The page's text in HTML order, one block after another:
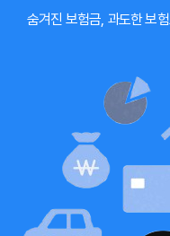
숨겨진 보험금, 과도한 보